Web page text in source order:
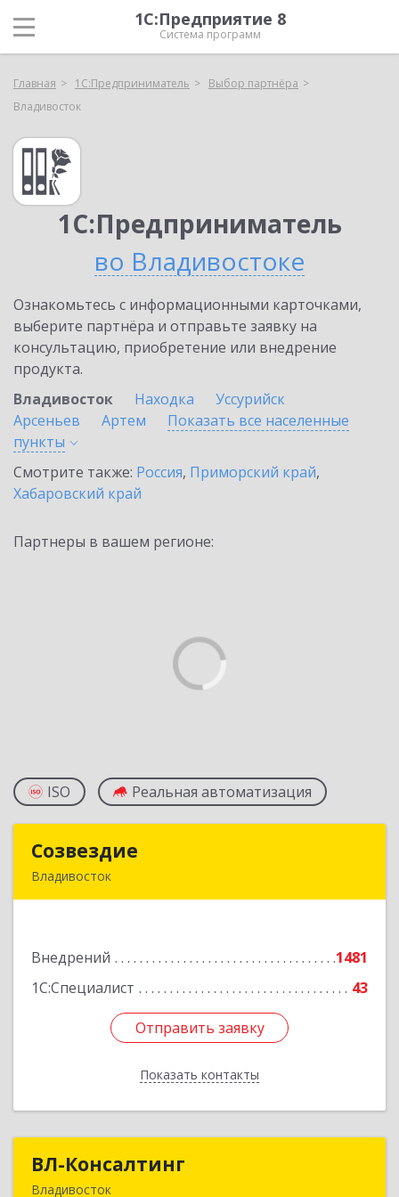
1С:Предприятие 8
Система программ
Главная 1С:Предприниматель
Выбор партнёра
Владивосток
1С:Предприниматель
во Владивостоке
Ознакомьтесь с информационными карточками,
выберите партнёра и отправьте заявку на
консультацию, приобретение или внедрение
продукта.
Владивосток
Находка
Уссурийск
Арсеньев
Артем
Показать все населенные
пункты
Смотрите также: Россия, Приморский край,
Хабаровский край
Партнеры в вашем регионе:
ISO Реальная автоматизация
Созвездие
Владивосток
Внедрений
1481
1С:Специалист
43
Отправить заявку
Показать контакты
Подробнее
Отправить заявку
Назад
ВЛ-Консалтинг
Владивосток